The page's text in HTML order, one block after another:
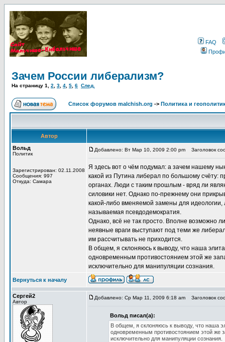
FAQ
Зачем России либерализм?
На страницу 1 2 3 4 5 6 След.
Список форумов malchish.org -> Политика и
Автор
Вольд
Политик
Зарегистрирован: 02.11.2008
Сообщения: 997
Откуда: Самара
Добавлено: Вт Мар 10, 2009 2:00 pm Заголовок
Я здесь вот о чём подумал: а зачем нашему
какой из Путина либерал по большому счёту:
органах. Люди с таким прошлым - вряд ли
силовики нет. Однако по-прежнему они
какой-либо вменяемой замены для
называемая псевдодемократия.
Однако, всё не так просто. Вполне возможно
неявные враги выступают под теми же
им рассчитывать не приходится.
В общем, я склоняюсь к выводу, что наша
одновременным противостоянием этой же
исключительно для манипуляции сознания.
Вернуться к началу
Сергей2
Автор
Добавлено: Ср Мар 11, 2009 6:18 am Заголовок
Вольд писал(а):
В общем, я склоняюсь к выводу, что наша
одновременным противостоянием этой же
исключительно для манипуляции сознания.